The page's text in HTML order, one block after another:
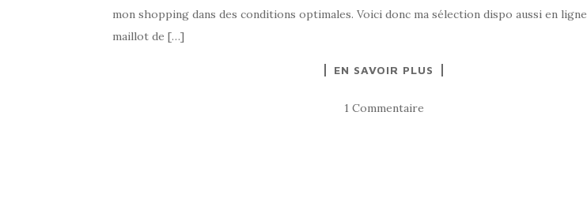
mon shopping dans des conditions optimales. Voici donc ma sélection dispo aussi en ligne
maillot de […]
EN SAVOIR PLUS
1 Commentaire